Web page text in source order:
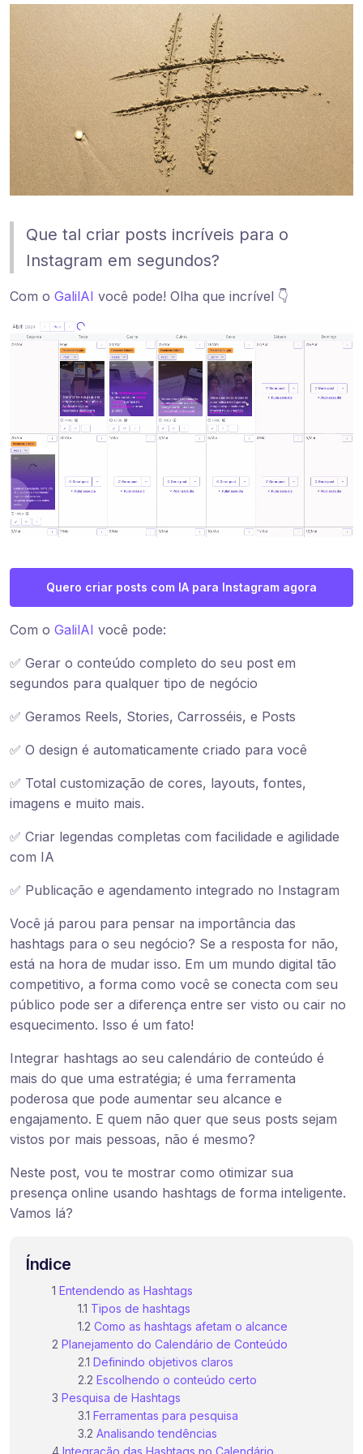
Que tal criar posts incríveis para o
Instagram em segundos?
Com o GalilAI você pode! Olha que incrível 👇
Quero criar posts com IA para Instagram agora
Com o GalilAI você pode:
✅ Gerar o conteúdo completo do seu post em
segundos para qualquer tipo de negócio
✅ Geramos Reels, Stories, Carrosséis, e Posts
✅ O design é automaticamente criado para você
✅ Total customização de cores, layouts, fontes,
imagens e muito mais.
✅ Criar legendas completas com facilidade e agilidade
com IA
✅ Publicação e agendamento integrado no Instagram
Você já parou para pensar na importância das
hashtags para o seu negócio? Se a resposta for não,
está na hora de mudar isso. Em um mundo digital tão
competitivo, a forma como você se conecta com seu
público pode ser a diferença entre ser visto ou cair no
esquecimento. Isso é um fato!
Integrar hashtags ao seu calendário de conteúdo é
mais do que uma estratégia; é uma ferramenta
poderosa que pode aumentar seu alcance e
engajamento. E quem não quer que seus posts sejam
vistos por mais pessoas, não é mesmo?
Neste post, vou te mostrar como otimizar sua
presença online usando hashtags de forma inteligente.
Vamos lá?
Índice
Entendendo as Hashtags
Tipos de hashtags
Como as hashtags afetam o alcance
Planejamento do Calendário de Conteúdo
Definindo objetivos claros
Escolhendo o conteúdo certo
Pesquisa de Hashtags
Ferramentas para pesquisa
Analisando tendências